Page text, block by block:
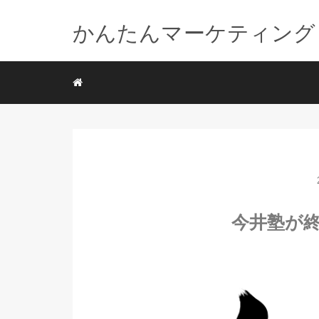
かんたんマーケティング
今井塾が